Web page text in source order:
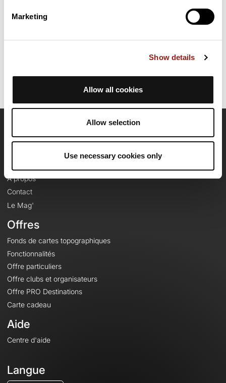
Marketing
Show details
Allow all cookies
Allow selection
Use necessary cookies only
OpenRunner
À propos
Contact
Le Mag'
Offres
Fonds de cartes topographiques
Fonctionnalités
Offre particuliers
Offre clubs et organisateurs
Offre PRO Destinations
Carte cadeau
Aide
Centre d'aide
Langue